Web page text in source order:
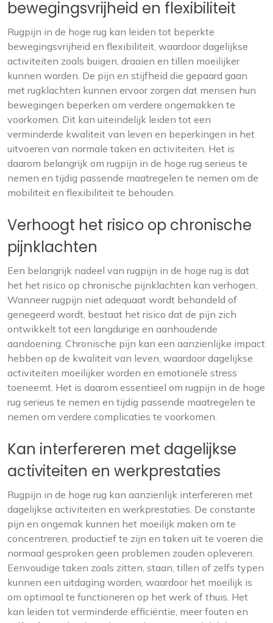
bewegingsvrijheid en flexibiliteit
Rugpijn in de hoge rug kan leiden tot beperkte
bewegingsvrijheid en flexibiliteit, waardoor dagelijkse
activiteiten zoals buigen, draaien en tillen moeilijker
kunnen worden. De pijn en stijfheid die gepaard gaan
met rugklachten kunnen ervoor zorgen dat mensen hun
bewegingen beperken om verdere ongemakken te
voorkomen. Dit kan uiteindelijk leiden tot een
verminderde kwaliteit van leven en beperkingen in het
uitvoeren van normale taken en activiteiten. Het is
daarom belangrijk om rugpijn in de hoge rug serieus te
nemen en tijdig passende maatregelen te nemen om de
mobiliteit en flexibiliteit te behouden.
Verhoogt het risico op chronische
pijnklachten
Een belangrijk nadeel van rugpijn in de hoge rug is dat
het het risico op chronische pijnklachten kan verhogen.
Wanneer rugpijn niet adequaat wordt behandeld of
genegeerd wordt, bestaat het risico dat de pijn zich
ontwikkelt tot een langdurige en aanhoudende
aandoening. Chronische pijn kan een aanzienlijke impact
hebben op de kwaliteit van leven, waardoor dagelijkse
activiteiten moeilijker worden en emotionele stress
toeneemt. Het is daarom essentieel om rugpijn in de hoge
rug serieus te nemen en tijdig passende maatregelen te
nemen om verdere complicaties te voorkomen.
Kan interfereren met dagelijkse
activiteiten en werkprestaties
Rugpijn in de hoge rug kan aanzienlijk interfereren met
dagelijkse activiteiten en werkprestaties. De constante
pijn en ongemak kunnen het moeilijk maken om te
concentreren, productief te zijn en taken uit te voeren die
normaal gesproken geen problemen zouden opleveren.
Eenvoudige taken zoals zitten, staan, tillen of zelfs typen
kunnen een uitdaging worden, waardoor het moeilijk is
om optimaal te functioneren op het werk of thuis. Het
kan leiden tot verminderde efficiëntie, meer fouten en